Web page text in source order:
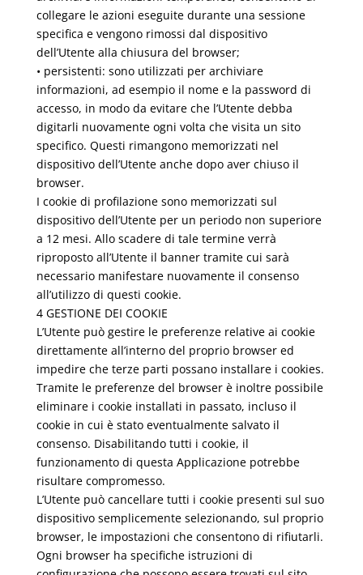
collegare le azioni eseguite durante una sessione
specifica e vengono rimossi dal dispositivo
dell’Utente alla chiusura del browser;
• persistenti: sono utilizzati per archiviare
informazioni, ad esempio il nome e la password di
accesso, in modo da evitare che l’Utente debba
digitarli nuovamente ogni volta che visita un sito
specifico. Questi rimangono memorizzati nel
dispositivo dell’Utente anche dopo aver chiuso il
browser.
I cookie di profilazione sono memorizzati sul
dispositivo dell’Utente per un periodo non superiore
a 12 mesi. Allo scadere di tale termine verrà
riproposto all’Utente il banner tramite cui sarà
necessario manifestare nuovamente il consenso
all’utilizzo di questi cookie.
4 GESTIONE DEI COOKIE
L’Utente può gestire le preferenze relative ai cookie
direttamente all’interno del proprio browser ed
impedire che terze parti possano installare i cookies.
Tramite le preferenze del browser è inoltre possibile
eliminare i cookie installati in passato, incluso il
cookie in cui è stato eventualmente salvato il
consenso. Disabilitando tutti i cookie, il
funzionamento di questa Applicazione potrebbe
risultare compromesso.
L’Utente può cancellare tutti i cookie presenti sul suo
dispositivo semplicemente selezionando, sul proprio
browser, le impostazioni che consentono di rifiutarli.
Ogni browser ha specifiche istruzioni di